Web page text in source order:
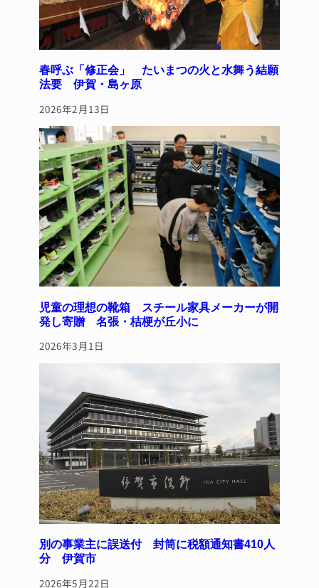
春呼ぶ「修正会」 たいまつの火と水舞う結願
法要 伊賀・島ヶ原
2026年2月13日
児童の理想の靴箱 スチール家具メーカーが開
発し寄贈 名張・桔梗が丘小に
2026年3月1日
別の事業主に誤送付 封筒に税額通知書410人
分 伊賀市
2026年5月22日